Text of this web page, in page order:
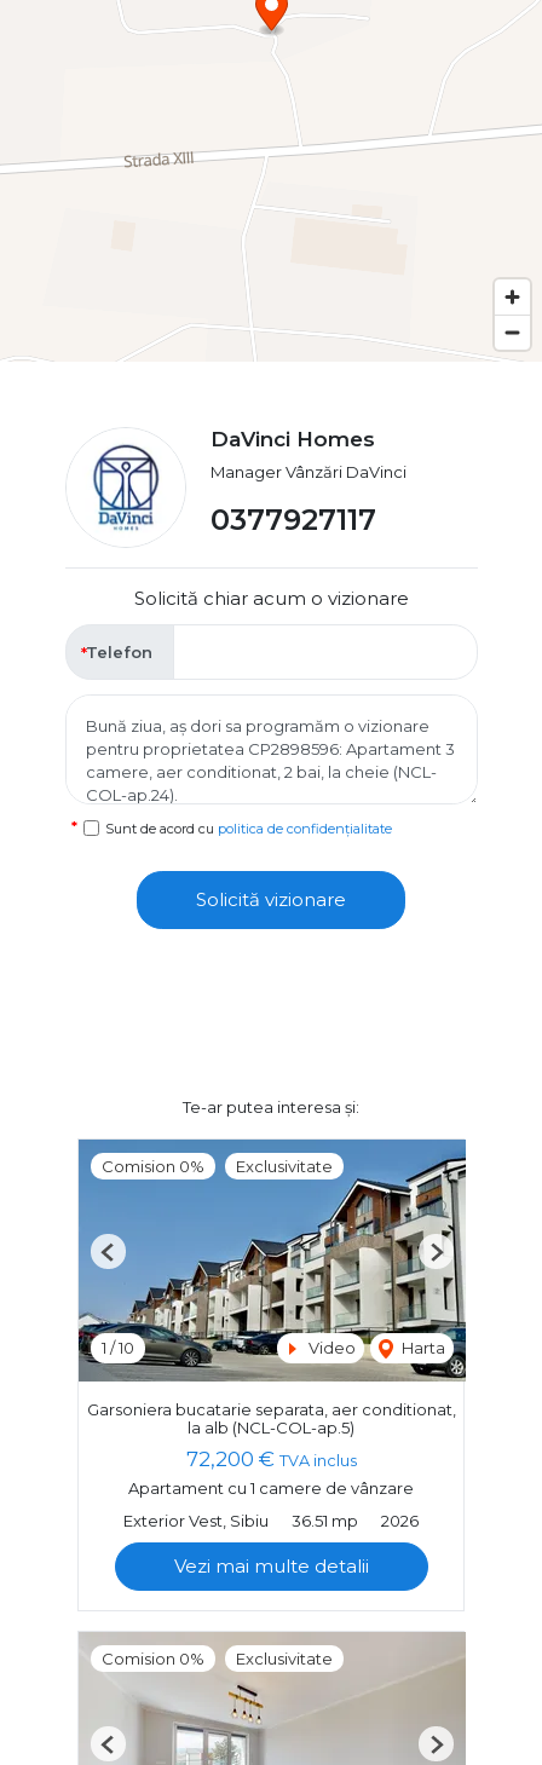
DaVinci Homes
Manager Vânzări DaVinci
0377927117
Solicită chiar acum o vizionare
Telefon
Sunt de acord cu politica de confidențialitate
Solicită vizionare
Te-ar putea interesa și:
Comision 0% Exclusivitate
1 /10 Video Harta
Previous Next
Garsoniera bucatarie separata, aer conditionat,
la alb (NCL-COL-ap.5)
72,200 € TVA inclus
Apartament cu 1 camere de vânzare
Exterior Vest, Sibiu
36.51 mp 2026
Vezi mai multe detalii
Comision 0% Exclusivitate
Previous Next